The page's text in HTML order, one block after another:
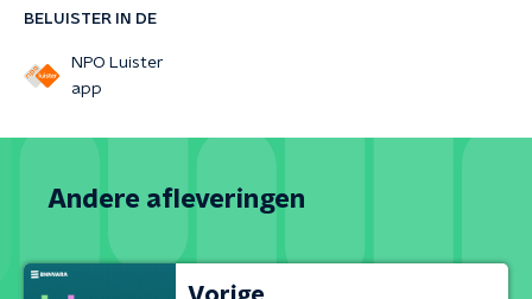
BELUISTER IN DE
NPO Luister
app
Andere afleveringen